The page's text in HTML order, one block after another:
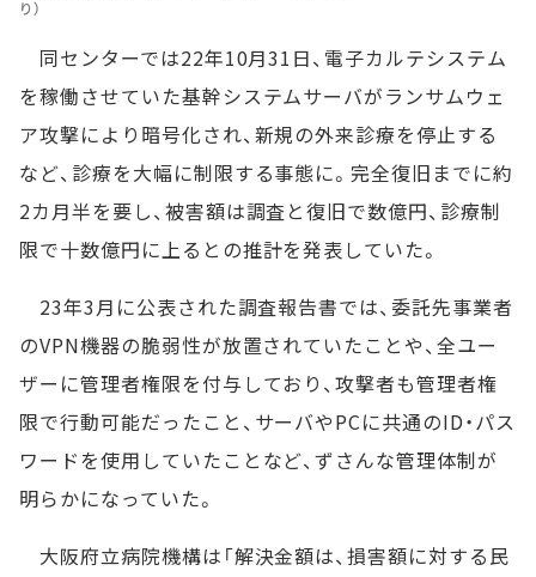
り）
同センターでは22年10月31日、電子カルテシステム
を稼働させていた基幹システムサーバがランサムウェ
ア攻撃により暗号化され、新規の外来診療を停止する
など、診療を大幅に制限する事態に。完全復旧までに約
2カ月半を要し、被害額は調査と復旧で数億円、診療制
限で十数億円に上るとの推計を発表していた。
23年3月に公表された調査報告書では、委託先事業者
のVPN機器の脆弱性が放置されていたことや、全ユー
ザーに管理者権限を付与しており、攻撃者も管理者権
限で行動可能だったこと、サーバやPCに共通のID・パス
ワードを使用していたことなど、ずさんな管理体制が
明らかになっていた。
大阪府立病院機構は「解決金額は、損害額に対する民